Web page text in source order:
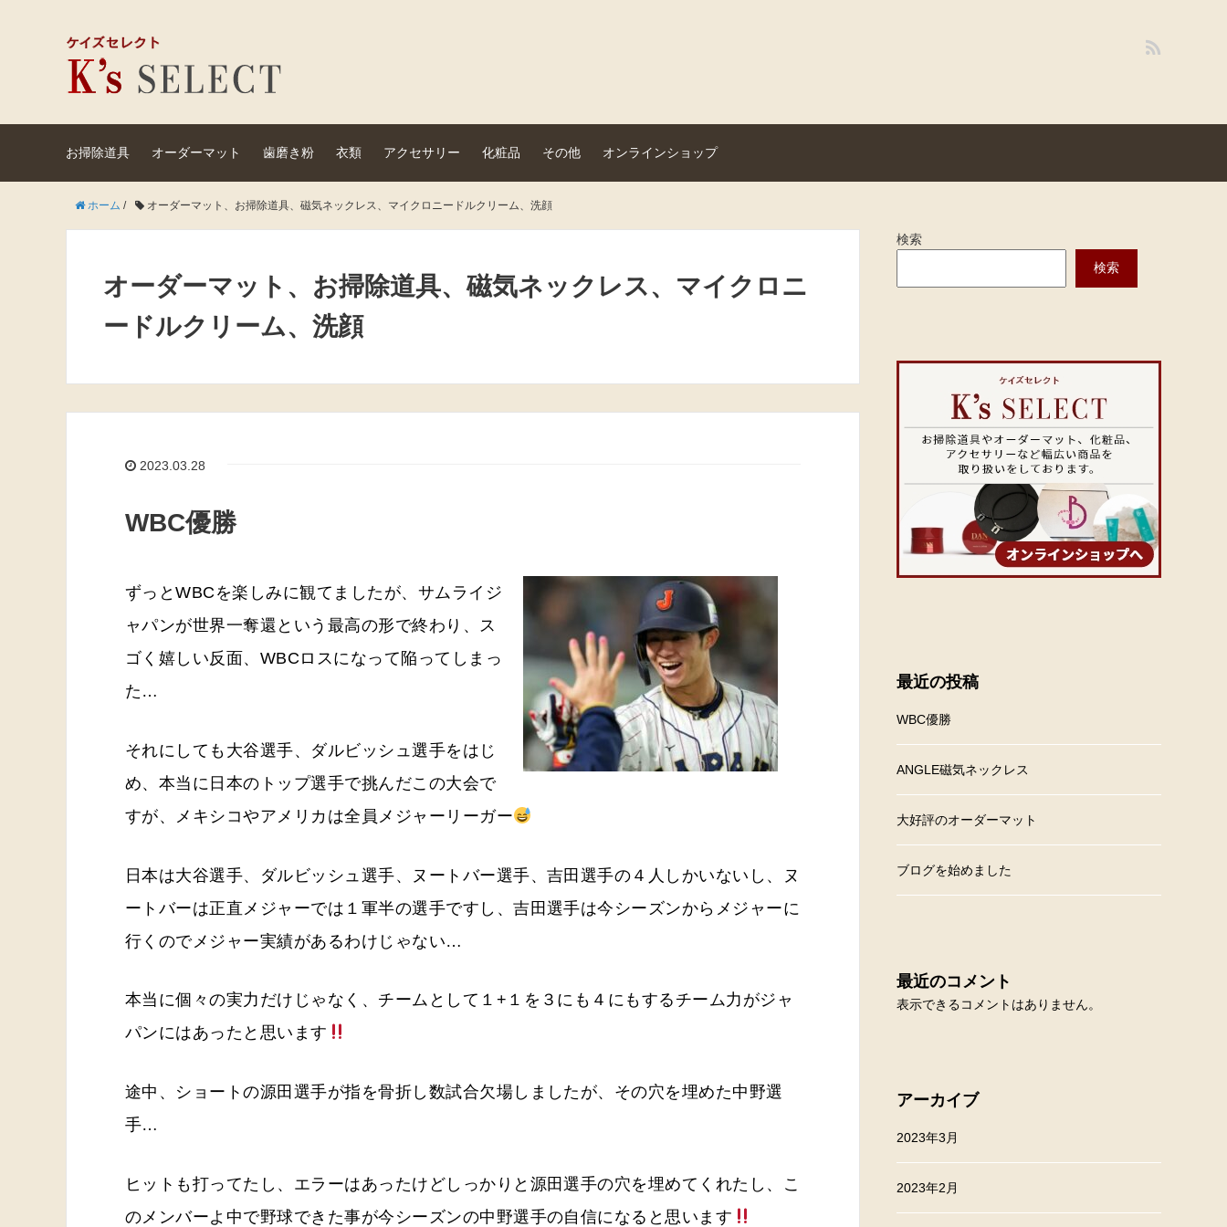
お掃除道具 オーダーマット 歯磨き粉 衣類 アクセサリー 化粧品 その他 オンラインショップ
ホーム / オーダーマット、お掃除道具、磁気ネックレス、マイクロニードルクリーム、洗顔
オーダーマット、お掃除道具、磁気ネックレス、マイクロニ
ードルクリーム、洗顔
2023.03.28
WBC優勝
ずっとWBCを楽しみに観てましたが、サムライジ
ャパンが世界一奪還という最高の形で終わり、ス
ゴく嬉しい反面、WBCロスになって陥ってしまっ
た…
それにしても大谷選手、ダルビッシュ選手をはじ
め、本当に日本のトップ選手で挑んだこの大会で
すが、メキシコやアメリカは全員メジャーリーガー
日本は大谷選手、ダルビッシュ選手、ヌートバー選手、吉田選手の４人しかいないし、ヌ
ートバーは正直メジャーでは１軍半の選手ですし、吉田選手は今シーズンからメジャーに
行くのでメジャー実績があるわけじゃない…
本当に個々の実力だけじゃなく、チームとして１+１を３にも４にもするチーム力がジャ
パンにはあったと思います
途中、ショートの源田選手が指を骨折し数試合欠場しましたが、その穴を埋めた中野選
手…
ヒットも打ってたし、エラーはあったけどしっかりと源田選手の穴を埋めてくれたし、こ
のメンバーよ中で野球できた事が今シーズンの中野選手の自信になると思います
検索
検索
最近の投稿
WBC優勝
ANGLE磁気ネックレス
大好評のオーダーマット
ブログを始めました
最近のコメント
表示できるコメントはありません。
アーカイブ
2023年3月
2023年2月